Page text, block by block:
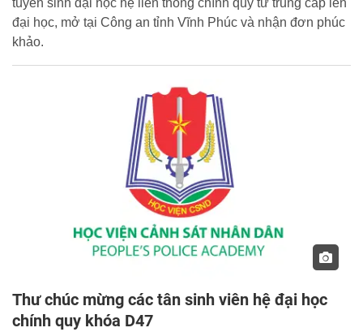
tuyển sinh đại học hệ liên thông chính quy từ trung cấp lên
đại học, mở tại Công an tỉnh Vĩnh Phúc và nhận đơn phúc
khảo.
Thư chúc mừng các tân sinh viên hệ đại học
chính quy khóa D47